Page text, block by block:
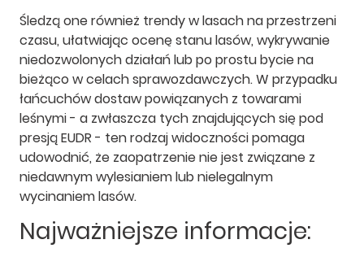
Śledzą one również trendy w lasach na przestrzeni
czasu, ułatwiając ocenę stanu lasów, wykrywanie
niedozwolonych działań lub po prostu bycie na
bieżąco w celach sprawozdawczych. W przypadku
łańcuchów dostaw powiązanych z towarami
leśnymi - a zwłaszcza tych znajdujących się pod
presją EUDR - ten rodzaj widoczności pomaga
udowodnić, że zaopatrzenie nie jest związane z
niedawnym wylesianiem lub nielegalnym
wycinaniem lasów.
Najważniejsze informacje: